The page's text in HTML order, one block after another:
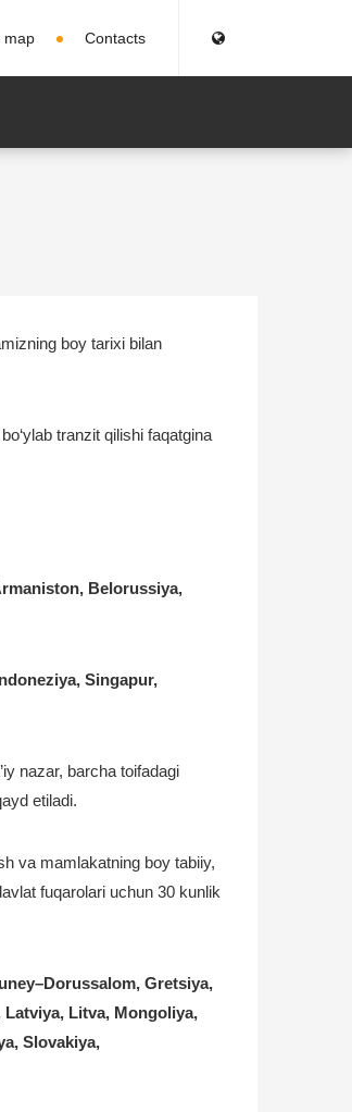
map Contacts
boy tarixi bilan
tranzit qilishi faqatgina
Belorussiya,
Singapur,
nazar, barcha toifadagi
etiladi.
va mamlakatning boy tabiiy,
fuqarolari uchun 30 kunlik
Gretsiya,
Latviya, Litva, Mongoliya,
Slovakiya,